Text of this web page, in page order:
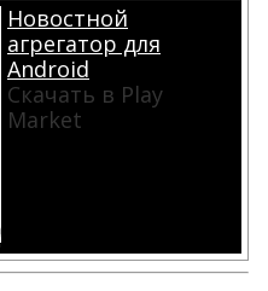
Новостной
агрегатор для
Android
Скачать в Play
Market